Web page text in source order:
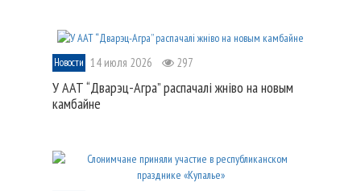
Новости 14 июля 2026 297
У ААТ “Дварэц-Агра” распачалі жніво на новым
камбайне